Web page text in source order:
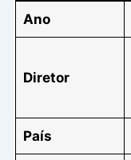
Ano
Diretor
País